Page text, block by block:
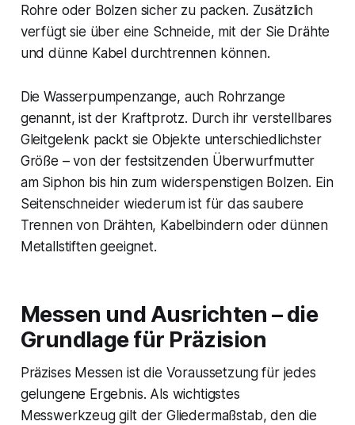
Rohre oder Bolzen sicher zu packen. Zusätzlich
verfügt sie über eine Schneide, mit der Sie Drähte
und dünne Kabel durchtrennen können.
Die Wasserpumpenzange, auch Rohrzange
genannt, ist der Kraftprotz. Durch ihr verstellbares
Gleitgelenk packt sie Objekte unterschiedlichster
Größe – von der festsitzenden Überwurfmutter
am Siphon bis hin zum widerspenstigen Bolzen. Ein
Seitenschneider wiederum ist für das saubere
Trennen von Drähten, Kabelbindern oder dünnen
Metallstiften geeignet.
Messen und Ausrichten – die
Grundlage für Präzision
Präzises Messen ist die Voraussetzung für jedes
gelungene Ergebnis. Als wichtigstes
Messwerkzeug gilt der Gliedermaßstab, den die